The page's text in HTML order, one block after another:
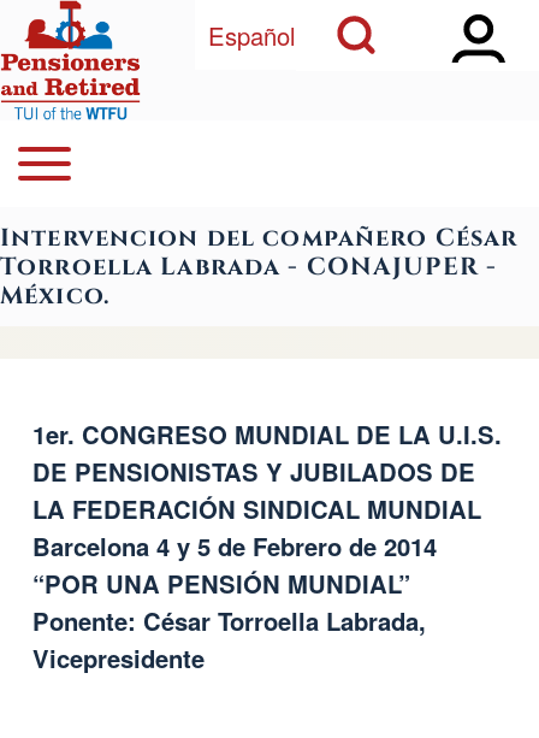
Skip to main content
Close Search Block
Open Sidebar
Open Search Block
Español
Navegación principal
Open or Close horizontal Main Menu
Intervencion del compañero César
Torroella Labrada - CONAJUPER -
México.
1er. CONGRESO MUNDIAL DE LA U.I.S.
DE PENSIONISTAS Y JUBILADOS DE
LA FEDERACIÓN SINDICAL MUNDIAL
Barcelona 4 y 5 de Febrero de 2014
“POR UNA PENSIÓN MUNDIAL”
Ponente: César Torroella Labrada,
Vicepresidente